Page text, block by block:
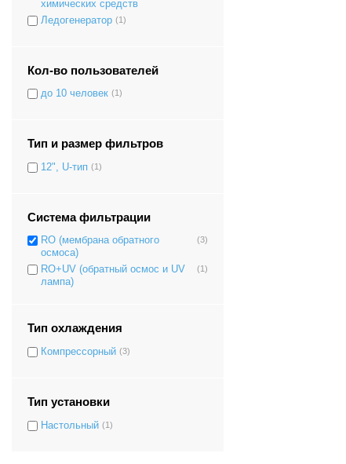
химических средств
Ледогенератор (1)
Кол-во пользователей
до 10 человек (1)
Тип и размер фильтров
12", U-тип (1)
Система фильтрации
RO (мембрана обратного
осмоса)
(3)
RO+UV (обратный осмос и UV
лампа)
(1)
Тип охлаждения
Компрессорный (3)
Тип установки
Настольный (1)